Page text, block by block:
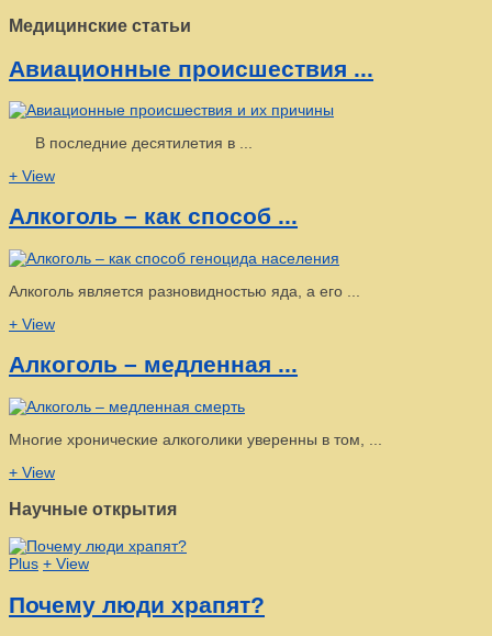
Медицинские статьи
Авиационные происшествия ...
В последние десятилетия в ...
+ View
Алкоголь – как способ ...
Алкоголь является разновидностью яда, а его ...
+ View
Алкоголь – медленная ...
Многие хронические алкоголики уверенны в том, ...
+ View
Научные открытия
Plus + View
Почему люди храпят?